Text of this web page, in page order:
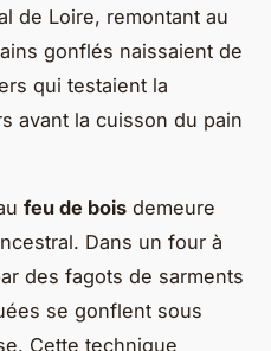
de Loire, remontant au
gonflés naissaient de
qui testaient la
avant la cuisson du pain
feu de bois demeure
Dans un four à
des fagots de sarments
se gonflent sous
Cette technique